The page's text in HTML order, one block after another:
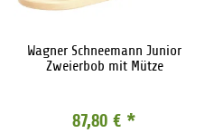
Wagner Schneemann Junior
Zweierbob mit Mütze
87,80 € *